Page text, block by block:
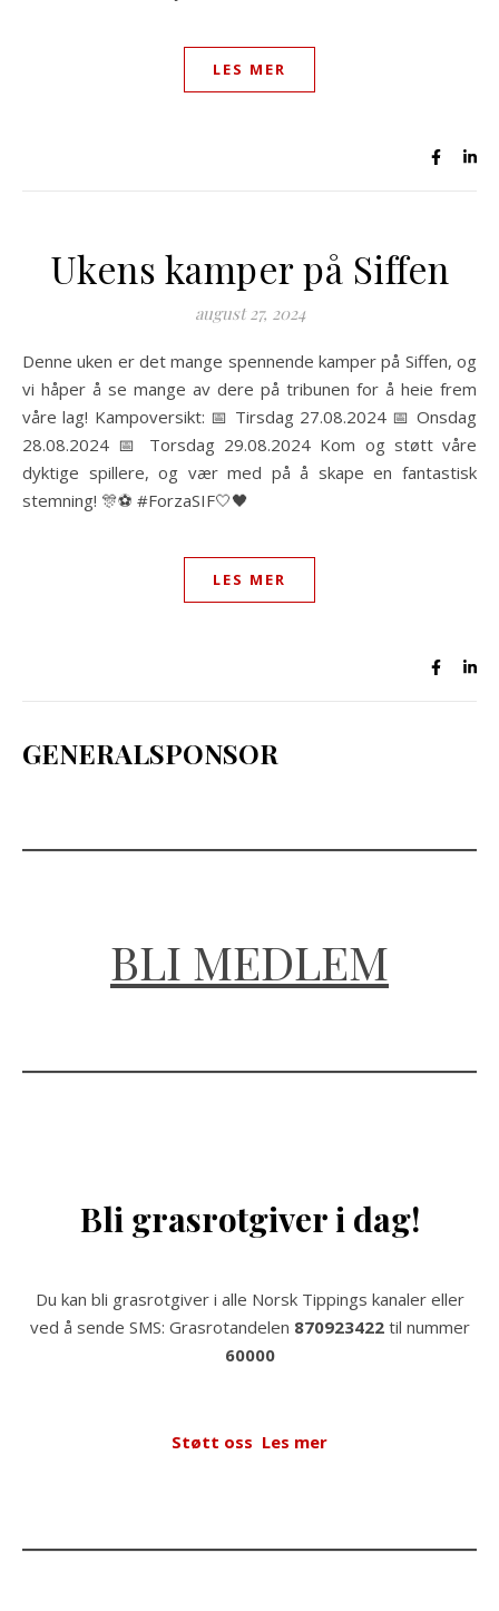
LES MER
Ukens kamper på Siffen
august 27, 2024
Denne uken er det mange spennende kamper på Siffen, og
vi håper å se mange av dere på tribunen for å heie frem
våre lag! Kampoversikt: 📅 Tirsdag 27.08.2024 📅 Onsdag
28.08.2024 📅 Torsdag 29.08.2024 Kom og støtt våre
dyktige spillere, og vær med på å skape en fantastisk
stemning! 🎊⚽️ #ForzaSIF🤍🖤
LES MER
GENERALSPONSOR
BLI MEDLEM
Bli grasrotgiver i dag!
Du kan bli grasrotgiver i alle Norsk Tippings kanaler eller
ved å sende SMS: Grasrotandelen 870923422til nummer
60000
Støtt oss Les mer